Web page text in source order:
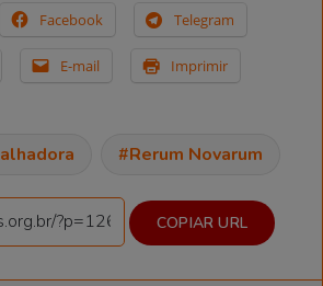
Facebook Telegram
E-mail Imprimir
Rerum Novarum
COPIAR URL